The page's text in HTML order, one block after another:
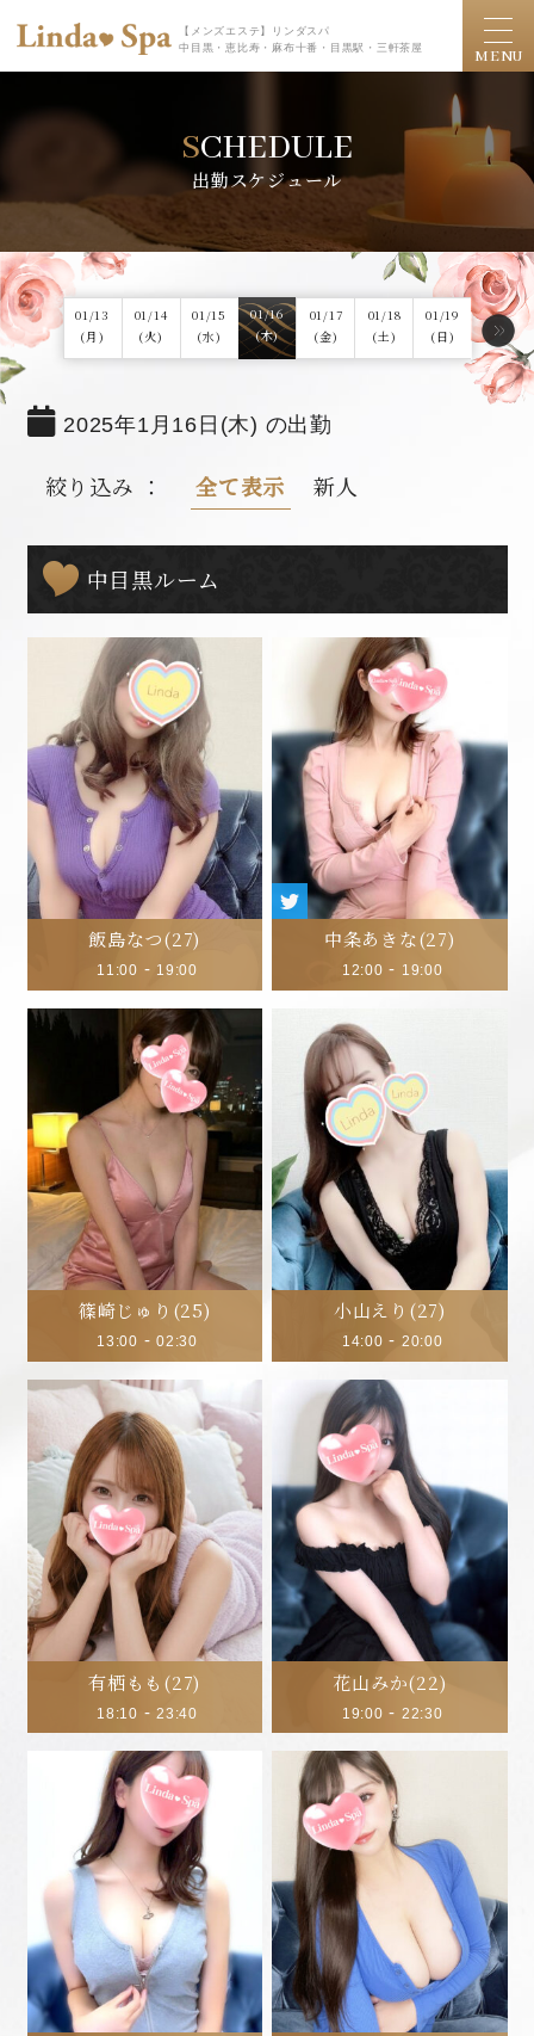
【メンズエステ】リンダスパ
中目黒・恵比寿・麻布十番・目黒駅・三軒茶屋
SCHEDULE
出勤スケジュール
01/13
(月)
01/14
(火)
01/15
(水)
01/16
(木)
01/17
(金)
01/18
(土)
01/19
(日)
2025年1月16日(木) の出勤
絞り込み ： 全て表示 新人
中目黒ルーム
飯島なつ(27)
11:00 - 19:00
中条あきな(27)
12:00 - 19:00
篠崎じゅり (25)
13:00 -02:30
小山えり (27)
14:00 - 20:00
有栖もも (27)
18:10 -23:40
花山みか(22)
19:00 - 22:30
MENU